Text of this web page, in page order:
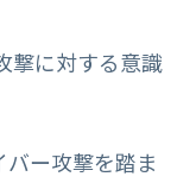
撃に対する意識
ー攻撃を踏ま